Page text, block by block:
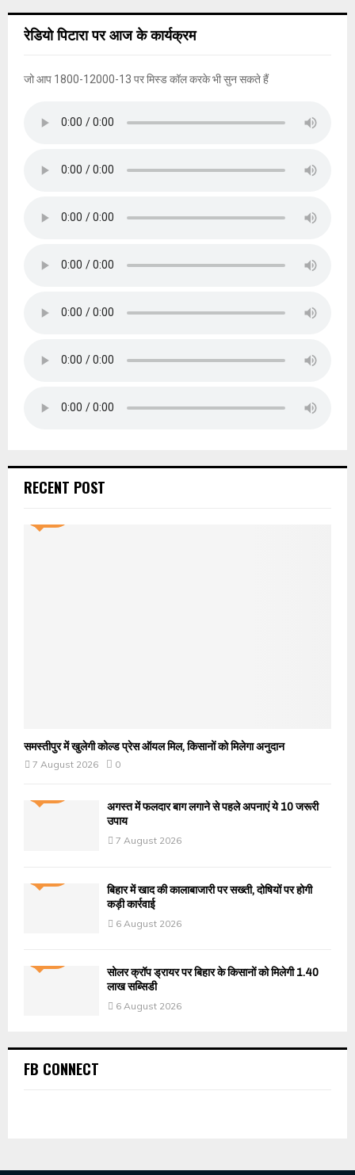
h
o
C
रेडियो पिटारा पर आज के कार्यक्रम
जो आप 1800-12000-13 पर मिस्ड कॉल करके भी सुन सकते हैं
RECENT POST
समस्तीपुर में खुलेगी कोल्ड प्रेस ऑयल मिल, किसानों को मिलेगा अनुदान
7 August 2026
0
अगस्त में फलदार बाग लगाने से पहले अपनाएं ये 10 जरूरी
उपाय
7 August 2026
बिहार में खाद की कालाबाजारी पर सख्ती, दोषियों पर होगी
कड़ी कार्रवाई
6 August 2026
सोलर क्रॉप ड्रायर पर बिहार के किसानों को मिलेगी 1.40
लाख सब्सिडी
6 August 2026
FB CONNECT